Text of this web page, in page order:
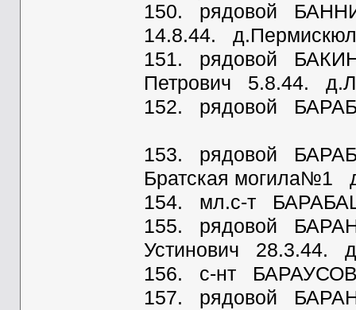
150. рядовой
14.8.44.
151. рядовой
Петрович 5.8.44.
152. рядовой
153. рядовой
Братская могила№1
154. мл.с-т
155. рядовой
Устинович 28.3.44.
156. с-нт БАРАУСОВ
157. рядовой